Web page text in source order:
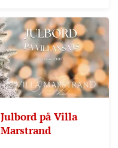
Julbord på Villa
Marstrand